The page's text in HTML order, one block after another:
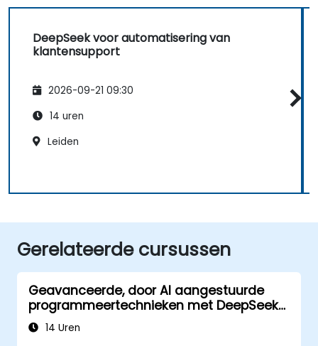
DeepSeek voor automatisering van
klantensupport
2026-09-21 09:30
14 uren
Leiden
Gerelateerde cursussen
Geavanceerde, door AI aangestuurde
programmeertechnieken met DeepSeek
Coder14 Uren